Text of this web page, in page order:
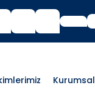
Kurumsal